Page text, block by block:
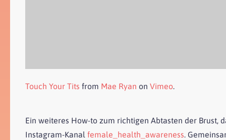
Touch Your Tits from Mae Ryan on Vimeo.
Ein weiteres How-to zum richtigen Abtasten der Brust,
Instagram-Kanal female_health_awareness.